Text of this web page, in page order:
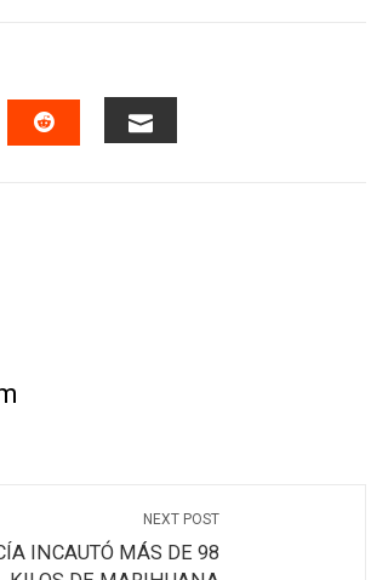
NEXT POST
INCAUTÓ MÁS DE 98